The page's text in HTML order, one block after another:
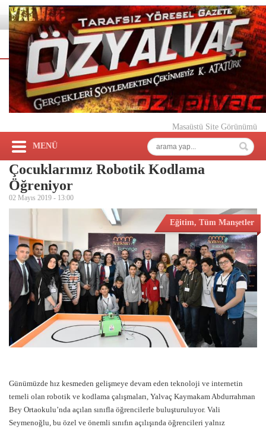
Masaüstü Site Görünümü
MENÜ
Çocuklarımız Robotik Kodlama
Öğreniyor
02 Mayıs 2019 - 13:00
Eğitim, Tüm Manşetler
Günümüzde hız kesmeden gelişmeye devam eden teknoloji ve internetin
temeli olan robotik ve kodlama çalışmaları, Yalvaç Kaymakam Abdurrahman
Bey Ortaokulu’nda açılan sınıfla öğrencilerle buluşturuluyor. Vali
Seymenoğlu, bu özel ve önemli sınıfın açılışında öğrencileri yalnız